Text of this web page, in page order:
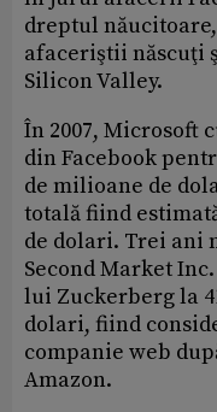
dreptul
afaceriştii născuţi
Silicon Valley.
În 2007, Microsoft
din Facebook
de milioane de
totală fiind
de dolari. Trei ani
Second Market
lui Zuckerberg la
dolari, fiind
companie web
Amazon.